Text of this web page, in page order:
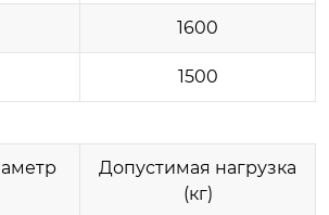
1600
1500
Допустимая нагрузка
(кг)